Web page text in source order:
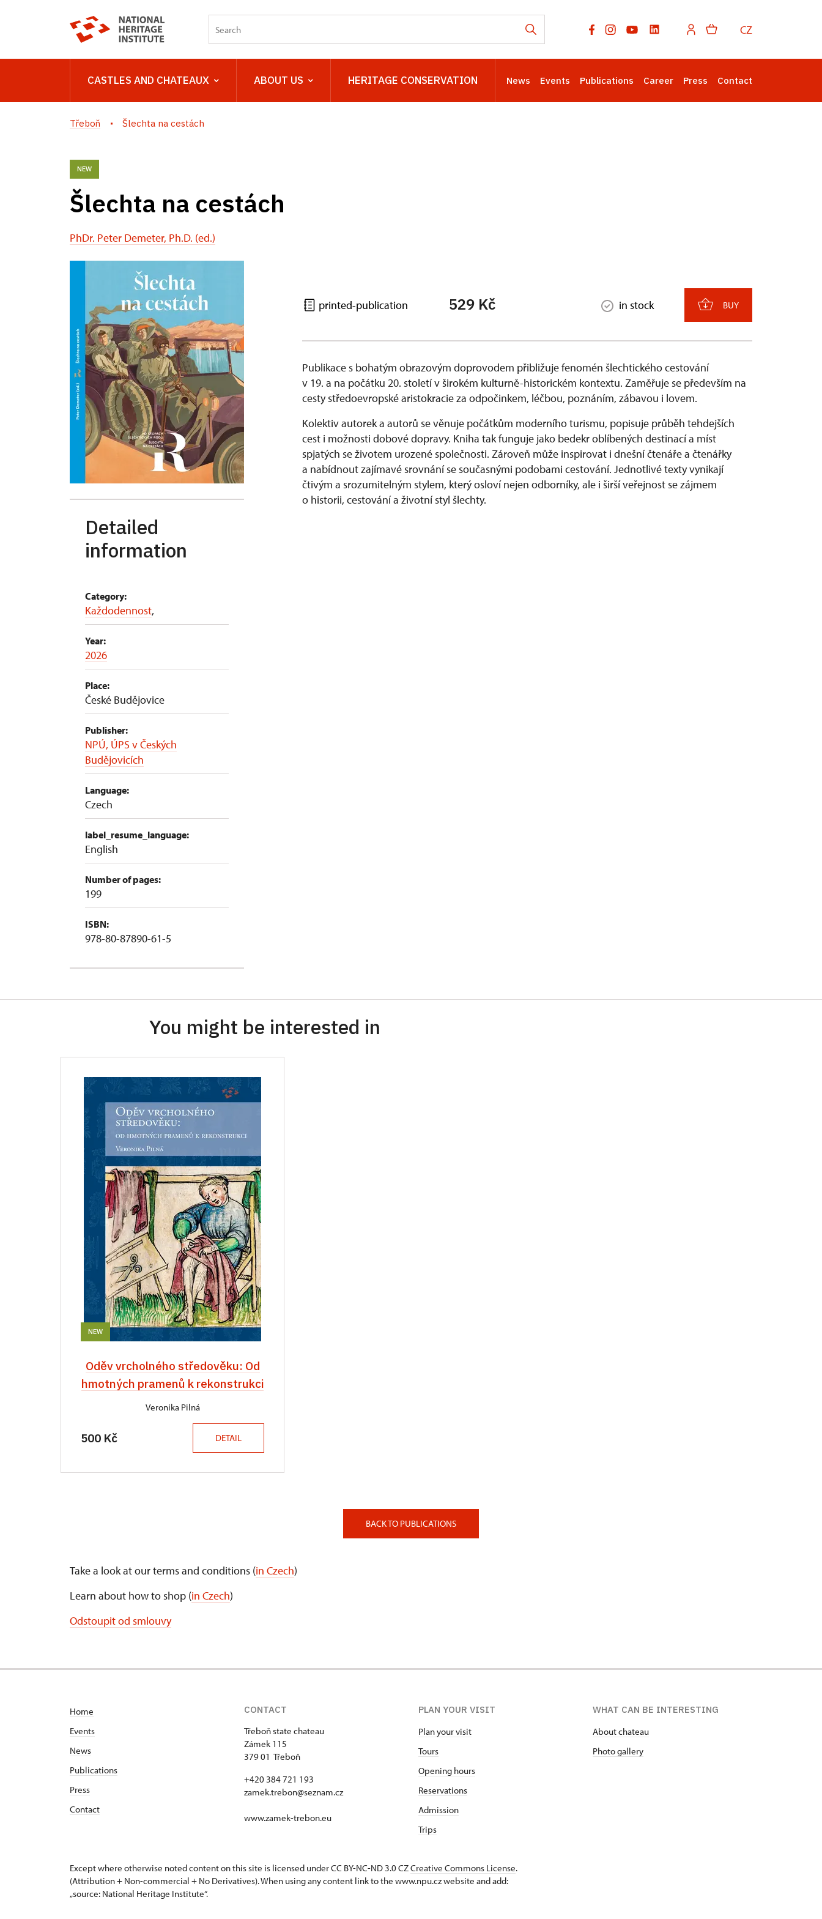
CZ
CASTLES AND CHATEAUX ABOUT US HERITAGE CONSERVATION News Events Publications Career Press Contact
Třeboň Šlechta na cestách
NEW
Šlechta na cestách
PhDr. Peter Demeter, Ph.D. (ed.)
Detailed
information
Category:
Každodennost,
Year:
2026
Place:
České Budějovice
Publisher:
NPÚ, ÚPS v Českých
Budějovicích
Language:
Czech
label_resume_language:
English
Number of pages:
199
ISBN:
978-80-87890-61-5
printed-publication 529 Kč in stock BUY
Publikace s bohatým obrazovým doprovodem přibližuje fenomén šlechtického cestování
v 19. a na počátku 20. století v širokém kulturně-historickém kontextu. Zaměřuje se především na
cesty středoevropské aristokracie za odpočinkem, léčbou, poznáním, zábavou i lovem.
Kolektiv autorek a autorů se věnuje počátkům moderního turismu, popisuje průběh tehdejších
cest i možnosti dobové dopravy. Kniha tak funguje jako bedekr oblíbených destinací a míst
spjatých se životem urozené společnosti. Zároveň může inspirovat i dnešní čtenáře a čtenářky
a nabídnout zajímavé srovnání se současnými podobami cestování. Jednotlivé texty vynikají
čtivým a srozumitelným stylem, který osloví nejen odborníky, ale i širší veřejnost se zájmem
o historii, cestování a životní styl šlechty.
You might be interested in
NEW
Oděv vrcholného středověku: Od
hmotných pramenů k rekonstrukci
Veronika Pilná
500 Kč DETAIL
BACK TO PUBLICATIONS
Take a look at our terms and conditions (in Czech)
Learn about how to shop (in Czech)
Odstoupit od smlouvy
Home
Events
News
Publications
Press
Contact
CONTACT
Třeboň state chateau
Zámek 115
379 01 Třeboň
+420 384 721 193
zamek.trebon@seznam.cz
www.zamek-trebon.eu
PLAN YOUR VISIT
Plan your visit
Tours
Opening hours
Reservations
Admission
Trips
WHAT CAN BE INTERESTING
About chateau
Photo gallery
Except where otherwise noted content on this site is licensed under CC BY-NC-ND 3.0 CZCreative Commons License.
(Attribution + Non-commercial + No Derivatives). When using any content link to the www.npu.cz website and add:
„source: National Heritage Institute“.